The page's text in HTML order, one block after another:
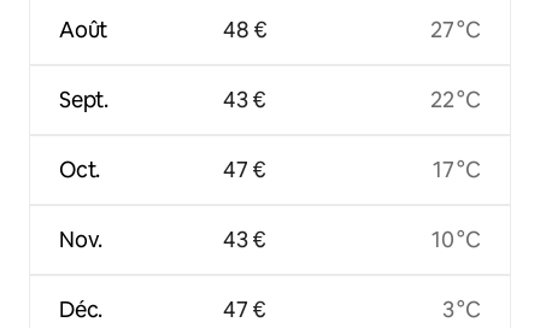
Août
Sept.
Oct.
Nov.
Déc.
48 €
43 €
47 €
43 €
47 €
27 °C
22 °C
17 °C
10 °C
3 °C